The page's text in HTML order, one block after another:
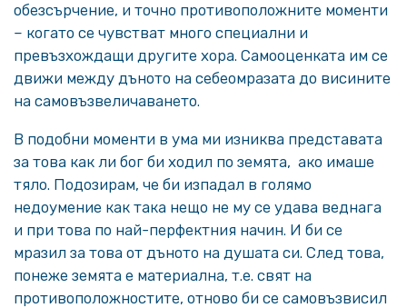
обезсърчение, и точно противоположните моменти
– когато се чувстват много специални и
превъзхождащи другите хора. Самооценката им се
движи между дъното на себеомразата до висините
на самовъзвеличаването.
В подобни моменти в ума ми изниква представата
за това как ли бог би ходил по земята, ако имаше
тяло. Подозирам, че би изпадал в голямо
недоумение как така нещо не му се удава веднага
и при това по най-перфектния начин. И би се
мразил за това от дъното на душата си. След това,
понеже земята е материална, т.е. свят на
противоположностите, отново би се самовъзвисил